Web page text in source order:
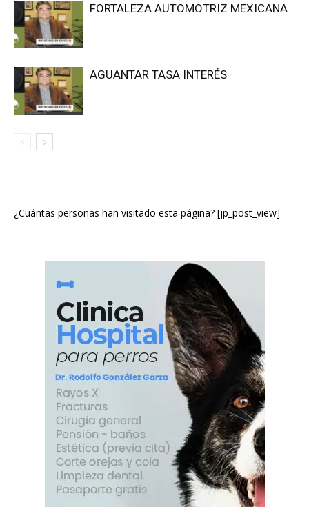
FORTALEZA AUTOMOTRIZ MEXICANA
AGUANTAR TASA INTERÉS
¿Cuántas personas han visitado esta página? [jp_post_view]